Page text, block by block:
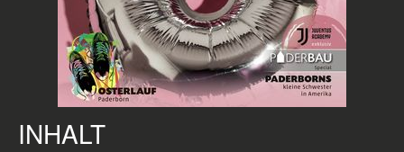
INHALT